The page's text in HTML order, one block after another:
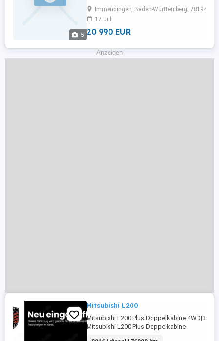
5
...
Immendingen, Baden-Württemberg, 78194
17 Juli
20 990 EUR
Anzeigen
Mitsubishi L200
Mitsubishi L200 Plus Doppelkabine
Mitsubishi L200 Plus Doppelkabine